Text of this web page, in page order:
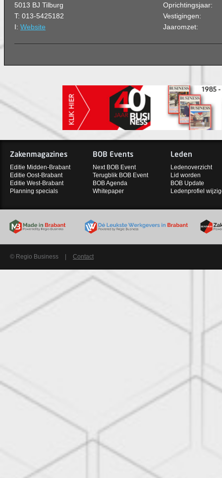
5013 BJ Tilburg
T: 013-5425182
I: Website
Oprichtingsjaar:
Vestigingen:
Jaaromzet:
Zakenmagazines
Editie Midden-Brabant
Editie Oost-Brabant
Editie West-Brabant
Planning specials
BOB Events
Next BOB Event
Terugblik BOB Event
BOB Agenda
Whitepaper
Leden
Ledenoverzicht
Lid worden
BOB Update
Ledenprofiel
© Regio Business Contact